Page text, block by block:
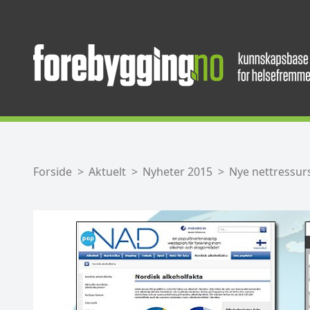
Forside Aktuelt Nyheter 2015 Nye